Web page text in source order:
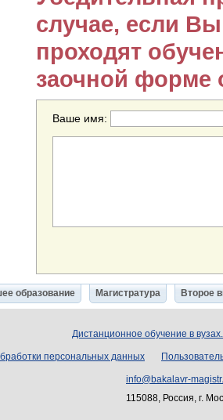
случае, если
проходят
заочной форме
Ваше имя:
образование Магистратура Второе
Дистанционное обучение в
персональных данных
info@bakalavr-
115088, Россия, г.